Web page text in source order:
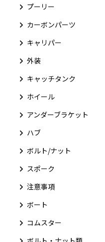
プーリー
カーボンパーツ
キャリパー
外装
キャッチタンク
ホイール
アンダーブラケット
ハブ
ボルト/ナット
スポーク
注意事項
ボート
コムスター